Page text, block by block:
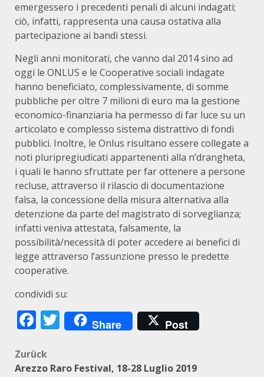
emergessero i precedenti penali di alcuni indagati;
ciò, infatti, rappresenta una causa ostativa alla
partecipazione ai bandi stessi.
Negli anni monitorati, che vanno dal 2014 sino ad
oggi le ONLUS e le Cooperative sociali indagate
hanno beneficiato, complessivamente, di somme
pubbliche per oltre 7 milioni di euro ma la gestione
economico-finanziaria ha permesso di far luce su un
articolato e complesso sistema distrattivo di fondi
pubblici. Inoltre, le Onlus risultano essere collegate a
noti pluripregiudicati appartenenti alla n’drangheta,
i quali le hanno sfruttate per far ottenere a persone
recluse, attraverso il rilascio di documentazione
falsa, la concessione della misura alternativa alla
detenzione da parte del magistrato di sorveglianza;
infatti veniva attestata, falsamente, la
possibilità/necessità di poter accedere ai benefici di
legge attraverso l’assunzione presso le predette
cooperative.
condividi su:
Facebook
Twitter
Share Post
Beitragsnavigation
Zurück
Arezzo Raro Festival, 18-28 Luglio 2019